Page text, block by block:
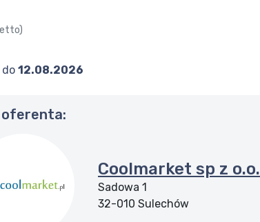
12.08.2026
oferenta:
Coolmarket sp z o.o.
Sadowa 1
32-010 Sulechów